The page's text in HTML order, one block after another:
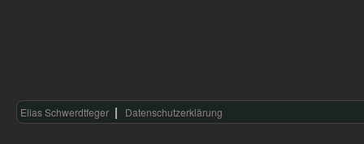
Elias Schwerdtfeger Datenschutzerklärung